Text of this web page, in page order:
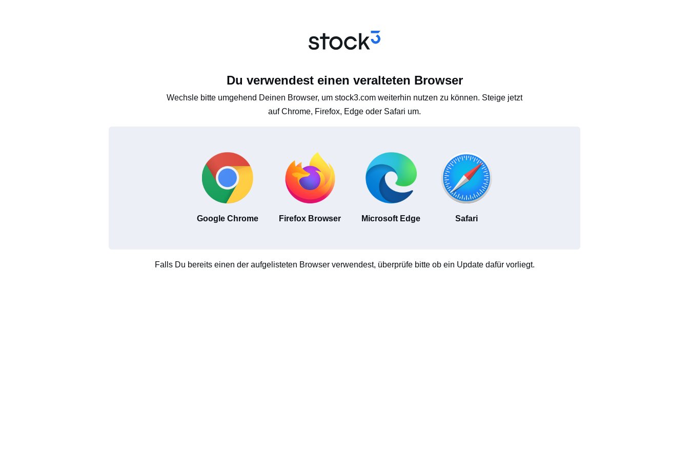
Du verwendest einen veralteten Browser
Wechsle bitte umgehend Deinen Browser, um stock3.com weiterhin nutzen zu können. Steige jetzt
auf Chrome, Firefox, Edge oder Safari um.
Google Chrome Firefox Browser Microsoft Edge Safari
Falls Du bereits einen der aufgelisteten Browser verwendest, überprüfe bitte ob ein Update dafür vorliegt.